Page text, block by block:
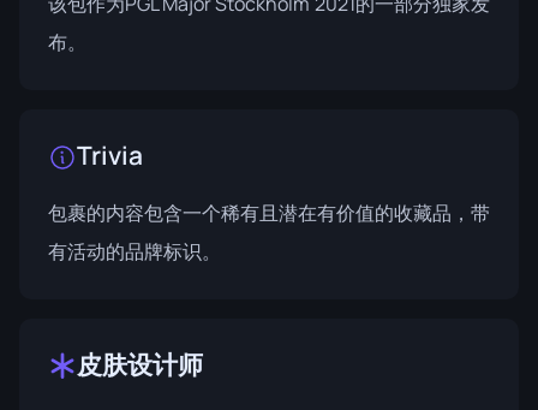
布。
Trivia
包裹的内容包含一个稀有且潜在有价值的收藏品，带
有活动的品牌标识。
皮肤设计师